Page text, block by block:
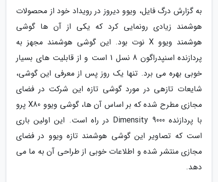
به گزارش درگ فایل، ویوو دیروز در رویداد خود از محصولات
هوشمند زیادی رونمایی کرد که یکی از آن ها گوشی
هوشمند ویوو X نوت بود. این گوشی هوشمند مجهز به
پردازنده اسنپدراگون 8 نسل 1 است و از قابلیت های بسیار
خوبی بهره می برد. تنها یک روز پس از معرفی این گوشی،
شایعات تازهی در مورد گوشی تازه این شرکت در فضای
مجازی مطرح شده که بر اساس آن ها، گوشی ویوو X80 پرو
با پردازنده Dimensity 9000 در راه است. این اولین باری
است که تصاویر این گوشی هوشمند تازه ویوو در فضای
مجازی منتشر شده و اطلاعات خوبی از طراحی آن به ما می
دهد.